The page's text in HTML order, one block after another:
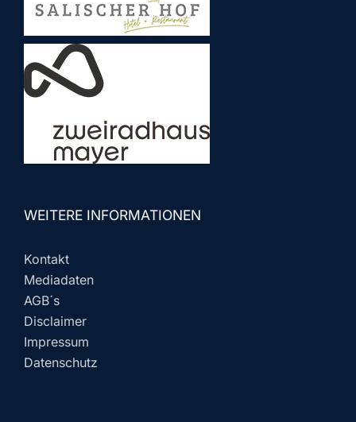
WEITERE INFORMATIONEN
Kontakt
Mediadaten
AGB´s
Disclaimer
Impressum
Datenschutz